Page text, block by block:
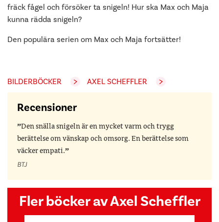
fräck fågel och försöker ta snigeln! Hur ska Max och Maja
kunna rädda snigeln?
Den populära serien om Max och Maja fortsätter!
BILDERBÖCKER AXEL SCHEFFLER
Recensioner
Den snälla snigeln är en mycket varm och trygg
berättelse om vänskap och omsorg. En berättelse som
väcker empati.
BTJ
Fler böcker av Axel Scheffler